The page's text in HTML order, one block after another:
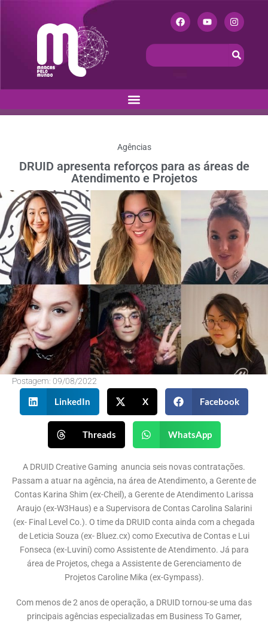
Agências
DRUID apresenta reforços para as áreas de
Atendimento e Projetos
Postagem: 09/08/2022
LinkedIn X Facebook
Threads WhatsApp
A DRUID Creative Gaming anuncia seis novas contratações.
Passam a atuar na agência, na área de Atendimento, a Gerente de
Contas Karina Shim (ex-Cheil), a Gerente de Atendimento Larissa
Araujo (ex-W3Haus) e a Supervisora de Contas Carolina Salarini
(ex- Final Level Co.). O time da DRUID conta ainda com a chegada
de Leticia Souza (ex- Bluez.cx) como Executiva de Contas e Lui
Fonseca (ex-Luvini) como Assistente de Atendimento. Já para
área de Projetos, chega a Assistente de Gerenciamento de
Projetos Caroline Mika (ex-Gympass).
Com menos de 2 anos de operação, a DRUID tornou-se uma das
principais agências especializadas em Business To Gamer,